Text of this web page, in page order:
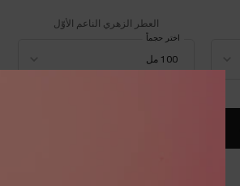
العطر الزهري الناعم الأوّل
اختر حجماً